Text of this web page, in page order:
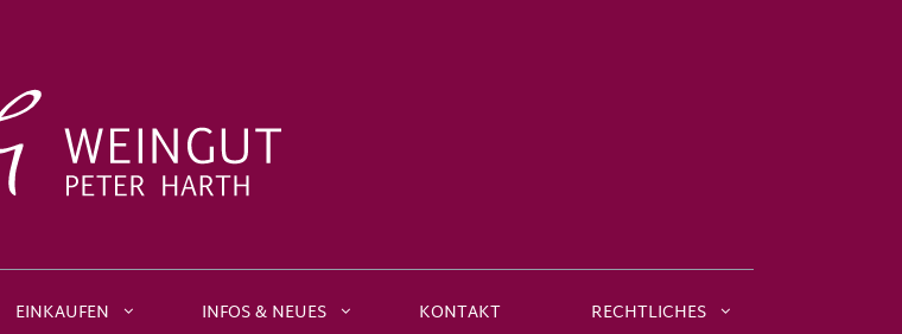
EINKAUFEN INFOS & NEUES KONTAKT RECHTLICHES